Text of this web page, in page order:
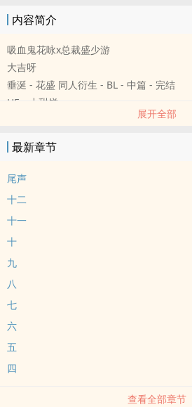
内容简介
吸血鬼花咏x总裁盛少游
大吉呀
垂涎 - 花盛 ‍同‍‎‌人‌‍‎衍生 - BL - 中篇 - 完结
HE - 小甜饼
展开全部
最新章节
尾声
十二
十一
十
九
八
七
六
五
四
查看全部章节